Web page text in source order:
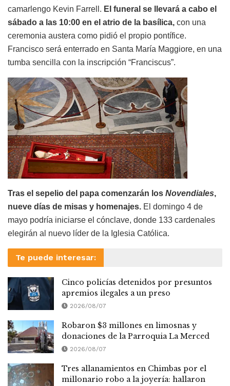
camarlengo Kevin Farrell. El funeral se llevará a cabo el
sábado a las 10:00 en el atrio de la basílica, con una
ceremonia austera como pidió el propio pontífice.
Francisco será enterrado en Santa María Maggiore, en una
tumba sencilla con la inscripción “Franciscus”.
Tras el sepelio del papa comenzarán los Novendiales,
nueve días de misas y homenajes. El domingo 4 de
mayo podría iniciarse el cónclave, donde 133 cardenales
elegirán al nuevo líder de la Iglesia Católica.
Te puede interesar:
Cinco policías detenidos por presuntos
apremios ilegales a un preso
2026/08/07
Robaron $3 millones en limosnas y
donaciones de la Parroquia La Merced
2026/08/07
Tres allanamientos en Chimbas por el
millonario robo a la joyería: hallaron